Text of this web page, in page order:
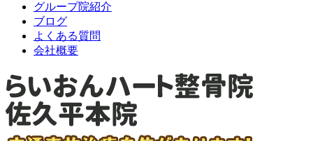
グループ院紹介
ブログ
よくある質問
会社概要